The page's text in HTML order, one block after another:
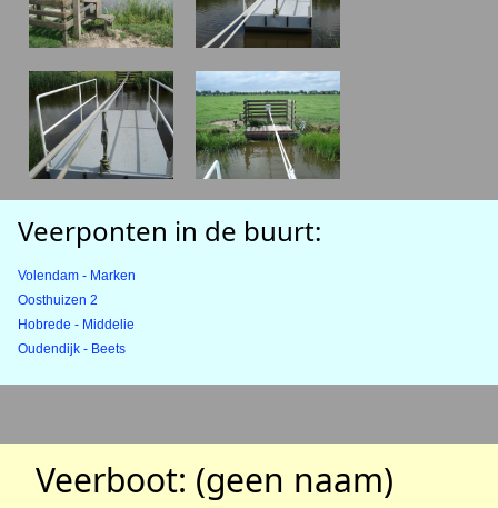
Veerponten in de buurt:
Volendam - Marken
Oosthuizen 2
Hobrede - Middelie
Oudendijk - Beets
Veerboot: (geen naam)